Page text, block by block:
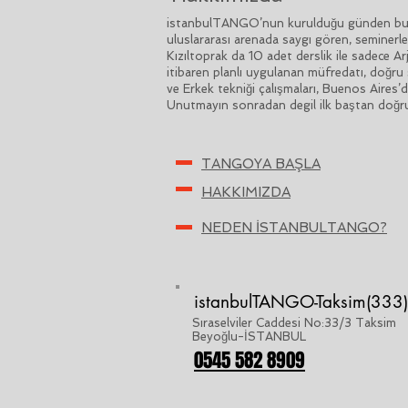
istanbulTANGO’nun kurulduğu günden
uluslararası arenada saygı gören,
Kızıltoprak da 10 adet derslik ile sadece
itibaren planlı uygulanan müfredatı,
ve Erkek tekniği çalışmaları, Buenos
Unutmayın sonradan degil ilk baştan
TANGOYA BAŞLA
HAKKIMIZDA
NEDEN İSTANBULTANGO?
istanbulTANGO-Taksim(333)
Sıraselviler Caddesi No:33/3 Taksim
Beyoğlu-İSTANBUL
0545 582 8909